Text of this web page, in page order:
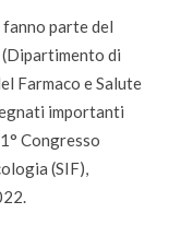
parte del
di
Farmaco e Salute
importanti
Congresso
(SIF),